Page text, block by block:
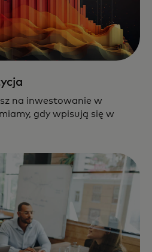
na inwestowanie w
gdy wpisują się w